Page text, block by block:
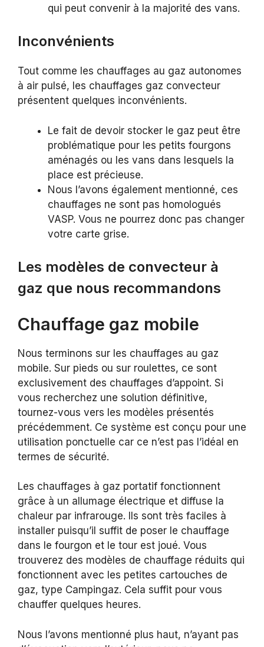
qui peut convenir à la majorité des vans.
Inconvénients
Tout comme les chauffages au gaz autonomes
à air pulsé, les chauffages gaz convecteur
présentent quelques inconvénients.
Le fait de devoir stocker le gaz peut être
problématique pour les petits fourgons
aménagés ou les vans dans lesquels la
place est précieuse.
Nous l’avons également mentionné, ces
chauffages ne sont pas homologués
VASP. Vous ne pourrez donc pas changer
votre carte grise.
Les modèles de convecteur à
gaz que nous recommandons
Chauffage gaz mobile
Nous terminons sur les chauffages au gaz
mobile. Sur pieds ou sur roulettes, ce sont
exclusivement des chauffages d’appoint. Si
vous recherchez une solution définitive,
tournez-vous vers les modèles présentés
précédemment. Ce système est conçu pour une
utilisation ponctuelle car ce n’est pas l’idéal en
termes de sécurité.
Les chauffages à gaz portatif fonctionnent
grâce à un allumage électrique et diffuse la
chaleur par infrarouge. Ils sont très faciles à
installer puisqu’il suffit de poser le chauffage
dans le fourgon et le tour est joué. Vous
trouverez des modèles de chauffage réduits qui
fonctionnent avec les petites cartouches de
gaz, type Campingaz. Cela suffit pour vous
chauffer quelques heures.
Nous l’avons mentionné plus haut, n’ayant pas